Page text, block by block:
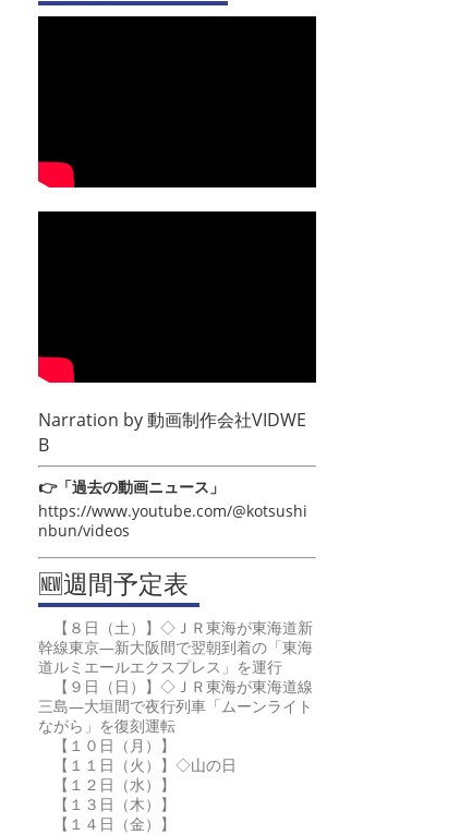
Narration by動画制作会社VIDWE
B
👉「過去の動画ニュース」
https://www.youtube.com/@kotsushi
nbun/videos
🆕週間予定表
【８日（土）】◇ＪＲ東海が東海道新
幹線東京―新大阪間で翌朝到着の「東海
道ルミエールエクスプレス」を運行
【９日（日）】◇ＪＲ東海が東海道線
三島―大垣間で夜行列車「ムーンライト
ながら」を復刻運転
【１０日（月）】
【１１日（火）】◇山の日
【１２日（水）】
【１３日（木）】
【１４日（金）】